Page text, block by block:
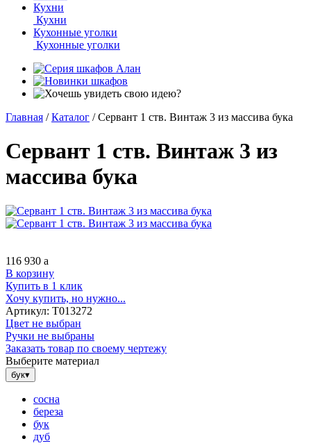
Кухни
Кухни
Кухонные уголки
Кухонные уголки
Главная / Каталог / Сервант 1 ств. Винтаж 3 из массива бука
Сервант 1 ств. Винтаж 3 из
массива бука
116 930 a
В корзину
Купить в 1 клик
Хочу купить, но нужно...
Артикул: Т013272
Цвет не выбран
Ручки не выбраны
Заказать товар по своему чертежу
Выберите материал
бук▾
сосна
береза
бук
дуб